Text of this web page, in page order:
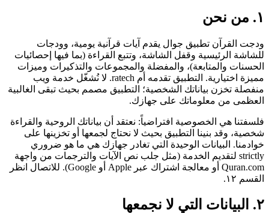
١. من نحن
ودجت القرآن تطبيق جوال يقدم آيات قرآنية يومية، وودجات
للشاشة الرئيسية وقفل الشاشة، وتتبع القراءة (بما فيها إحصائيات
الحسنات والمتابعة)، والمفضلة والمجموعات والتذكيرات وميزات
مميزة اختيارية. التطبيق تقدمه أم ratech. لا نُشغّل خدمة ويب
منفصلة تخزن بياناتك الشخصية؛ التطبيق مصمم بحيث تبقى الغالبية
العظمى من معلوماتك على جهازك.
فلسفتنا هي الخصوصية افتراضياً: نعتقد أن بياناتك الروحية والقراءة
شخصية، وقد بنينا التطبيق بحيث لا نحتاج لجمعها أو تخزينها على
خوادمنا. البيانات الوحيدة التي تغادر جهازك هي ما هو ضروري
strictly لتقديم الخدمة (مثل جلب نص الآيات والترجمات من واجهة
Quran.com أو معالجة اشتراك عبر Apple أو Google). للاتصال انظر
القسم ١٢.
٢. البيانات التي لا نجمعها